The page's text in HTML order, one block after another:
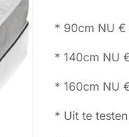
* 90cm NU €
* 140cm NU
* 160cm NU
* Uit te